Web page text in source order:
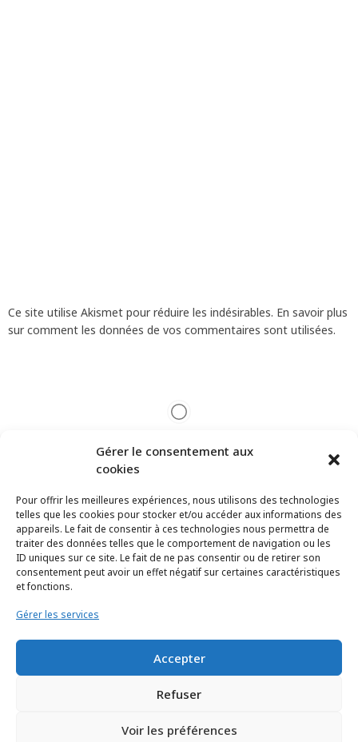
Gérer le consentement aux
cookies
Pour offrir les meilleures expériences, nous utilisons des technologies
telles que les cookies pour stocker et/ou accéder aux informations des
appareils. Le fait de consentir à ces technologies nous permettra de
traiter des données telles que le comportement de navigation ou les
ID uniques sur ce site. Le fait de ne pas consentir ou de retirer son
consentement peut avoir un effet négatif sur certaines caractéristiques
et fonctions.
Gérer les services
Accepter
Refuser
Voir les préférences
Ce site utilise Akismet pour réduire les indésirables. En savoir plus
sur comment les données de vos commentaires sont utilisées.
TCHEYA © 2017 – www.tcheya.com | All rights reserved